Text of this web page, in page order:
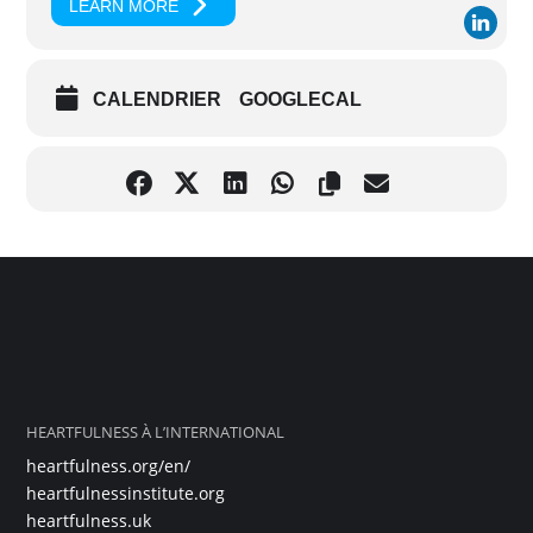
LEARN MORE
CALENDRIER GOOGLECAL
HEARTFULNESS À L’INTERNATIONAL
heartfulness.org/en/
heartfulnessinstitute.org
heartfulness.uk